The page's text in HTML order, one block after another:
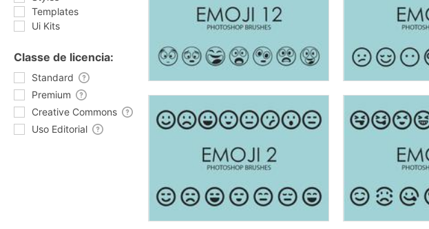
Templates
Ui Kits
Classe de licencia:
Standard
Premium
Creative Commons
Uso Editorial